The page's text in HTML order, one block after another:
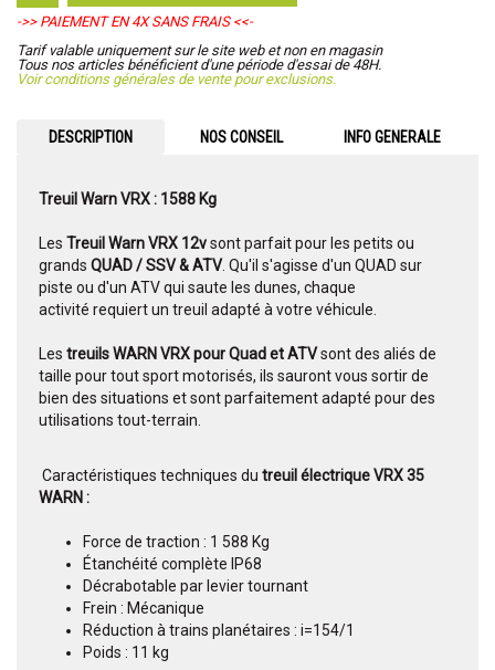
->> PAIEMENT EN 4X SANS FRAIS <<-
Tarif valable uniquement sur le site web et non en magasin
Tous nos articles bénéficient d'une période d'essai de 48H.
Voir conditions générales de vente pour exclusions.
DESCRIPTION NOS CONSEIL INFO GENERALE
Treuil Warn VRX : 1588 Kg
Les Treuil Warn VRX 12vsont parfait pour les petits ou
grands QUAD / SSV & ATV . Qu'il s'agisse d'un QUAD sur
piste ou d'un ATV qui saute les dunes, chaque
activité requiert un treuil adapté à votre véhicule.
Les treuils WARN VRX pour Quad et ATVsont des aliés de
taille pour tout sport motorisés, ils sauront vous sortir de
bien des situations et sont parfaitement adapté pour des
utilisations tout-terrain.
Caractéristiques techniques du treuil électrique VRX 35
WARN :
Force de traction : 1 588 Kg
Étanchéité complète IP68
Décrabotable par levier tournant
Frein : Mécanique
Réduction à trains planétaires : i=154/1
Poids : 11 kg